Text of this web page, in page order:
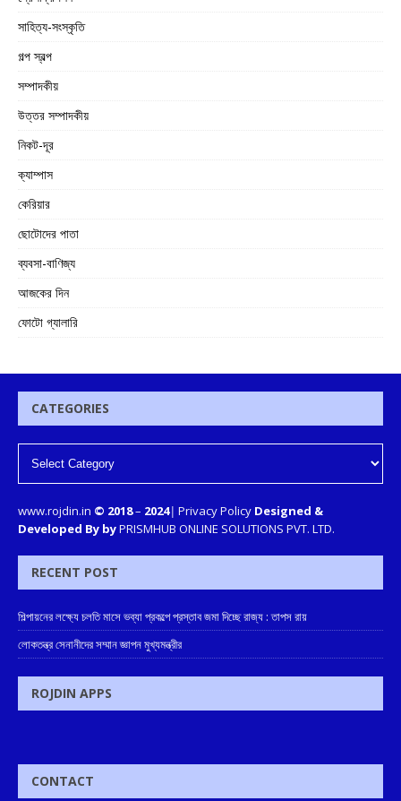
সাহিত্য-সংস্কৃতি
গল্প স্বল্প
সম্পাদকীয়
উত্তর সম্পাদকীয়
নিকট-দূর
ক্যাম্পাস
কেরিয়ার
ছোটোদের পাতা
ব্যবসা-বাণিজ্য
আজকের দিন
ফোটো গ্যালারি
CATEGORIES
www.rojdin.in © 2018– 2024| Privacy Policy Designed &
Developed By byPRISMHUB ONLINE SOLUTIONS PVT. LTD.
RECENT POST
শিল্পায়নের লক্ষ্যে চলতি মাসে ভব্যা প্রকল্পে প্রস্তাব জমা দিচ্ছে রাজ্য : তাপস রায়
লোকতন্ত্র সেনানীদের সম্মান জ্ঞাপন মুখ্যমন্ত্রীর
ROJDIN APPS
CONTACT